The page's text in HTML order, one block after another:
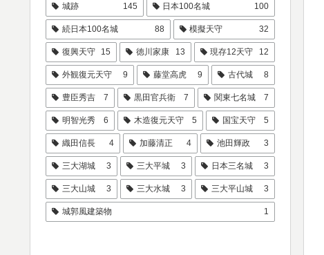
城跡 145 日本100名城 100
続日本100名城 88 模擬天守 32
復興天守 15 徳川家康 13 現存12天守 12
外観復元天守 9 藤堂高虎 9 古代城 8
豊臣秀吉 7 黒田官兵衛 7 関東七名城 7
明智光秀 6 木造復元天守 5 国宝天守 5
織田信長 4 加藤清正 4 池田輝政 3
三大湖城 3 三大平城 3 日本三名城 3
三大山城 3 三大水城 3 三大平山城 3
城郭風建築物 1